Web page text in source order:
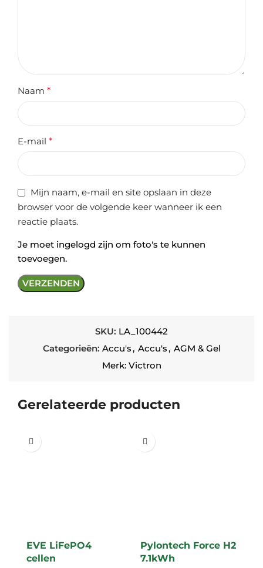
Naam *
E-mail *
Mijn naam, e-mail en site opslaan in deze
browser voor de volgende keer wanneer ik een
reactie plaats.
Je moet ingelogd zijn om foto's te kunnen
toevoegen.
SKU: LA_100442
Categorieën: Accu's, Accu's, AGM & Gel
Merk: Victron
Gerelateerde producten
EVE LiFePO4
cellen
Pylontech Force H2
7.1kWh